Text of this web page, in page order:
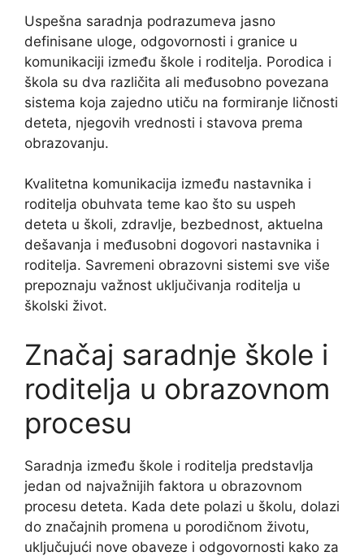
Uspešna saradnja podrazumeva jasno
definisane uloge, odgovornosti i granice u
komunikaciji između škole i roditelja. Porodica i
škola su dva različita ali međusobno povezana
sistema koja zajedno utiču na formiranje ličnosti
deteta, njegovih vrednosti i stavova prema
obrazovanju.
Kvalitetna komunikacija između nastavnika i
roditelja obuhvata teme kao što su uspeh
deteta u školi, zdravlje, bezbednost, aktuelna
dešavanja i međusobni dogovori nastavnika i
roditelja. Savremeni obrazovni sistemi sve više
prepoznaju važnost uključivanja roditelja u
školski život.
Značaj saradnje škole i
roditelja u obrazovnom
procesu
Saradnja između škole i roditelja predstavlja
jedan od najvažnijih faktora u obrazovnom
procesu deteta. Kada dete polazi u školu, dolazi
do značajnih promena u porodičnom životu,
uključujući nove obaveze i odgovornosti kako za